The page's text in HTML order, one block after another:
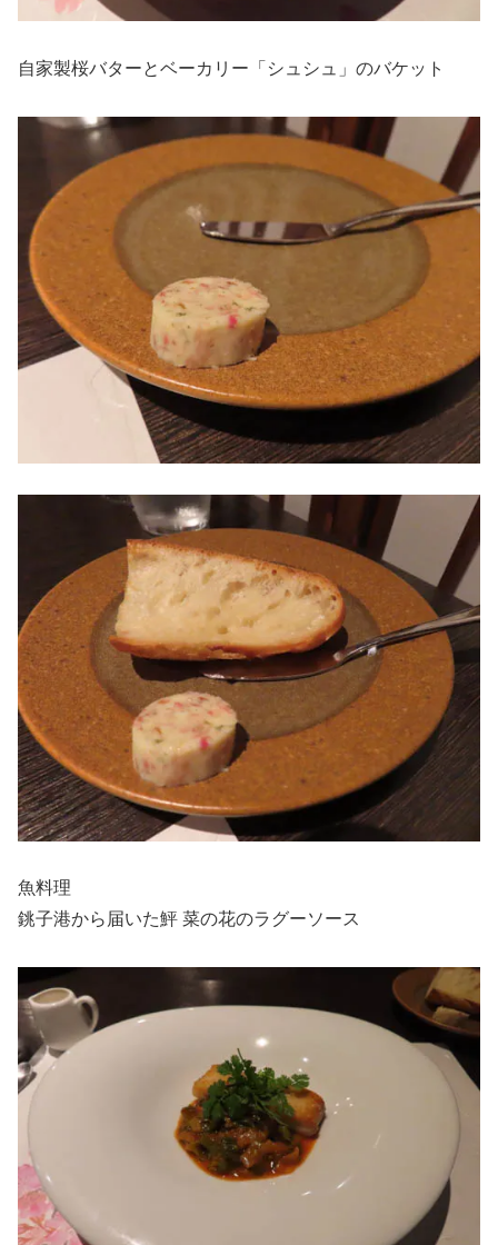
自家製桜バターとベーカリー「シュシュ」のバケット
魚料理
銚子港から届いた鮃 菜の花のラグーソース